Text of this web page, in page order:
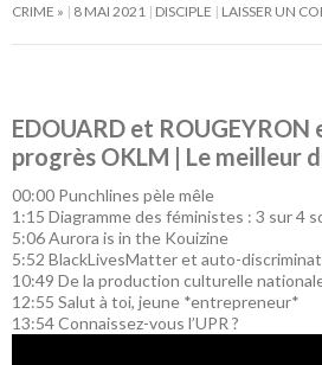
CRIME »
8 MAI 2021 DISCIPLE LAISSER UN
EDOUARD et ROUGEYRON
progrès OKLM | Le meilleur
00:00 Punchlines pèle mêle
1:15 Diagramme des féministes : 3 sur 4
5:06Aurora is in the Kouizine
5:52 BlackLivesMatter et auto-
10:49 De la production culturelle
12:55 Salut à toi, jeune *entrepreneur*
13:54Connaissez-vous l’UPR ?